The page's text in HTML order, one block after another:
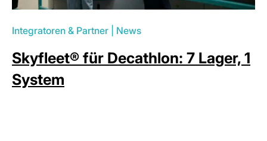
Integratoren & Partner News
Skyfleet® für Decathlon: 7 Lager, 1
System